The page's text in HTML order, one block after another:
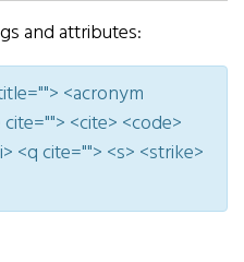
and attributes:
<acronym
<cite> <code>
<q cite=""> <s> <strike>